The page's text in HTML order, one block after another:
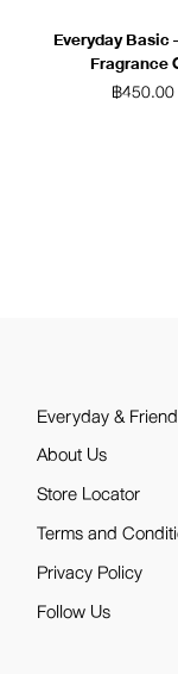
Everyday Basic
Fragrance
฿450.00
Everyday &
About Us
Store Locator
Terms and
Privacy Policy
Follow Us